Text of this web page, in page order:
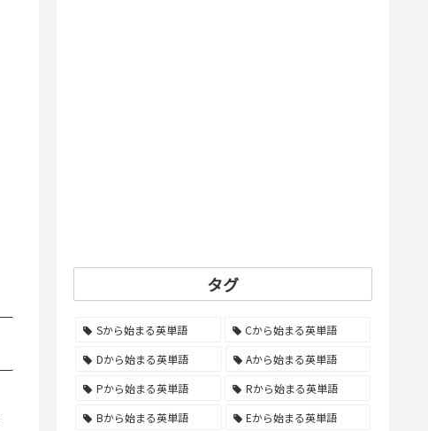
タグ
Sから始まる英単語
Cから始まる英単語
Dから始まる英単語
Aから始まる英単語
Pから始まる英単語
Rから始まる英単語
Bから始まる英単語
Eから始まる英単語